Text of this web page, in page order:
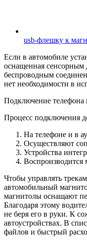
usb-флешку к
Если в автомобиле
оснащенная сенсорным
беспроводным
нет необходимости в
Подключение телефона
Процесс подключения
На телефоне и в
Осуществляют
Устройства
Воспроизводится
Чтобы управлять
автомобильный
магнитолы оснащают
Благодаря этому
не беря его в руки. К
автоустройствах. В
файлов и быстрый